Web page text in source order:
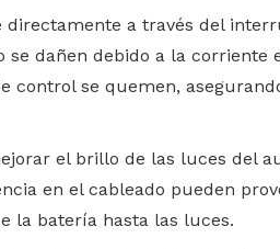
a través del
dañen debido a la corriente
control se quemen,
el brillo de las luces del
en el cableado pueden
la batería hasta las luces.